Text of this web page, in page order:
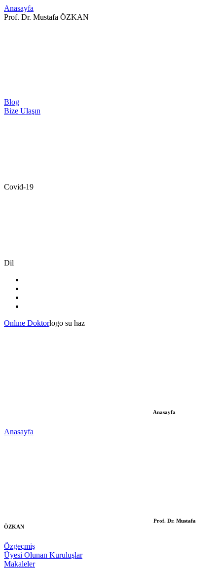
Anasayfa
Prof. Dr. Mustafa ÖZKAN
Blog
Bize Ulaşın
Covid-19
Dil
Onlıne Doktorlogo su haz
Anasayfa
Anasayfa
Prof. Dr. Mustafa
ÖZKAN
Özgeçmiş
Üyesi Olunan Kuruluşlar
Makaleler